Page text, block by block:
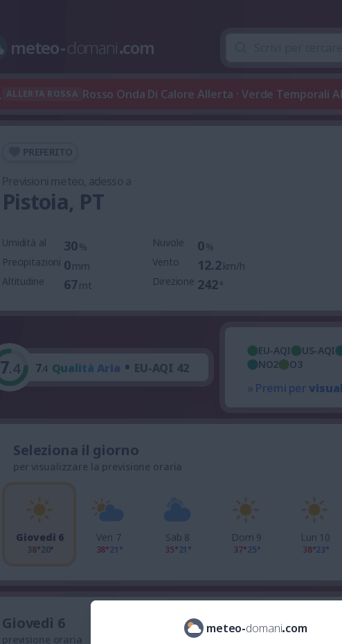
meteo-domani.com
ALLERTA ROSSA Rosso Onda Di Calore Allerta · Verde Temporali
Pistoia, PT
Umidità al 30%
Precipitazioni 0mm
Altitudine
67mt
Nuvole 0%
Vento
12.2km/h
Direzione 242°
7.4 7.4 Qualità Aria • EU-AQI 42
EU-AQI US-AQI
NO2
O3
» Premi per
Seleziona il giorno
per visualizzare la previsione oraria
Giovedì 6
38°20°
Ven 7
38°21°
Sab 8
35°21°
Dom 9
37°25°
Lun 10
38°23°
Giovedì 6
previsione oraria
meteo-domani.com